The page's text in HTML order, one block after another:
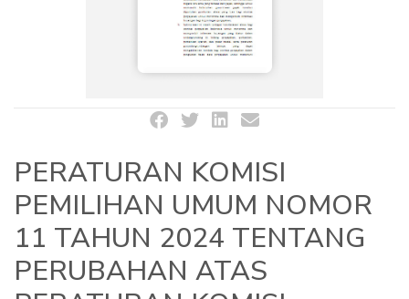
PERATURAN KOMISI
PEMILIHAN UMUM NOMOR
11 TAHUN 2024 TENTANG
PERUBAHAN ATAS